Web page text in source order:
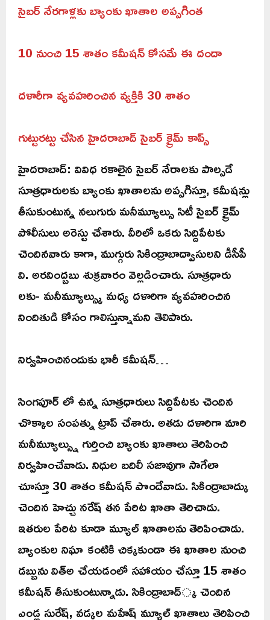
సైబర్ నేరగాళ్లకు బ్యాంకు ఖాతాల అప్పగింత
10 నుంచి 15 శాతం కమీషన్ కోసమే ఈ దందా
దళారీగా వ్యవహరించిన వ్యక్తికి 30 శాతం
గుట్టురట్టు చేసిన హైదరాబాద్ సైబర్ క్రైమ్ కాప్స్
హైదరాబాద్: వివిధ రకాలైన సైబర్ నేరాలకు పాల్పడే
సూత్రధారులకు బ్యాంకు ఖాతాలను అప్పగిస్తూ, కమీషన్లు
తీసుకుంటున్న నలుగురు మనీమ్యూల్సు సిటీ సైబర్ క్రైమ్
పోలీసులు అరెస్టు చేశారు. వీరిలో ఒకరు సిద్దిపేటకు
చెందినవారు కాగా, ముగ్గురు సికింద్రాబాద్వాసులని డీసీపీ
వి. అరవింద్బబు శుక్రవారం వెల్లడించారు. సూత్రధారు
లకు- మనీమ్యూల్స్కు మధ్య దళారిగా వ్యవహరించిన
నిందితుడి కోసం గాలిస్తున్నామని తెలిపారు.
నిర్వహించినందుకు భారీ కమీషన్…
సింగపూర్ లో ఉన్న సూత్రధారులు సిద్దిపేటకు చెందిన
చొక్కాల సంపత్ను ట్రాప్ చేశారు. అతడు దళారిగా మారి
మనీమ్యూల్స్ను గుర్తించి బ్యాంకు ఖాతాలు తెరిపించి
నిర్వహించేవాడు. నిధుల బదిలీ సజావుగా సాగేలా
చూస్తూ 30 శాతం కమీషన్ పొందేవాడు. సికింద్రాబాద్కు
చెందిన హెచ్చు నరేష్ తన పేరిట ఖాతా తెరిచాడు.
ఇతరుల పేరిట కూడా మ్యూల్ ఖాతాలను తెరిపించాడు.
బ్యాంకుల నిఘా కంటికి చిక్కకుండా ఈ ఖాతాల నుంచి
డబ్బును విత్అ చేయడంలో సహాయం చేస్తూ 15 శాతం
కమీషన్ తీసుకుంటున్నాడు. సికింద్రాబాద్్క చెందిన
ఎండ్ల సురేష్, వడ్కల మహేష్ మ్యూల్ ఖాతాలు తెరిపించి